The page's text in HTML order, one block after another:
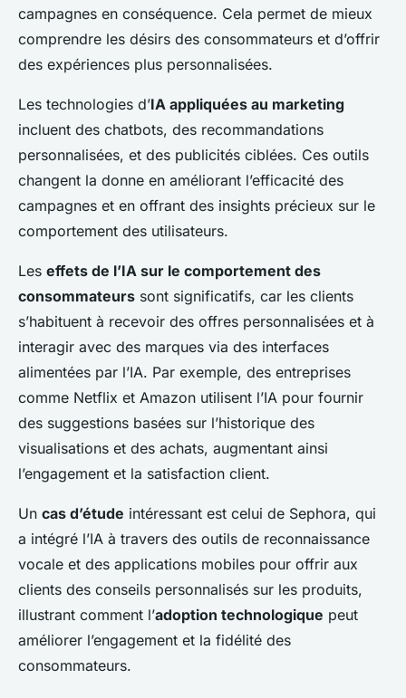
campagnes en conséquence. Cela permet de mieux
comprendre les désirs des consommateurs et d’offrir
des expériences plus personnalisées.
Les technologies d’IA appliquées au marketing
incluent des chatbots, des recommandations
personnalisées, et des publicités ciblées. Ces outils
changent la donne en améliorant l’efficacité des
campagnes et en offrant des insights précieux sur le
comportement des utilisateurs.
Les effets de l’IA sur le comportement des
consommateurs sont significatifs, car les clients
s’habituent à recevoir des offres personnalisées et à
interagir avec des marques via des interfaces
alimentées par l’IA. Par exemple, des entreprises
comme Netflix et Amazon utilisent l’IA pour fournir
des suggestions basées sur l’historique des
visualisations et des achats, augmentant ainsi
l’engagement et la satisfaction client.
Un cas d’étude intéressant est celui de Sephora, qui
a intégré l’IA à travers des outils de reconnaissance
vocale et des applications mobiles pour offrir aux
clients des conseils personnalisés sur les produits,
illustrant comment l’adoption technologique peut
améliorer l’engagement et la fidélité des
consommateurs.